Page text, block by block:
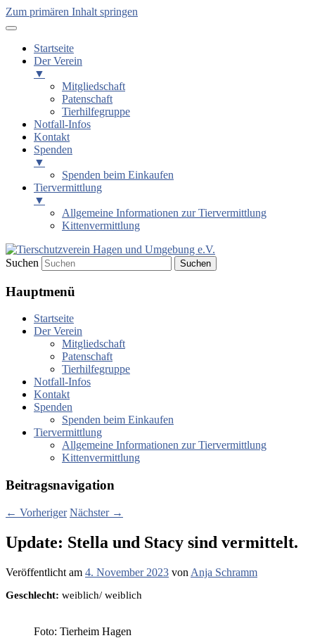
Zum primären Inhalt springen
Startseite
Der Verein
▼
Mitgliedschaft
Patenschaft
Tierhilfegruppe
Notfall-Infos
Kontakt
Spenden
▼
Spenden beim Einkaufen
Tiervermittlung
▼
Allgemeine Informationen zur Tiervermittlung
Kittenvermittlung
Tierschutzverein Hagen und
Umgebung e.V.
Suchen
Hauptmenü
Startseite
Der Verein
Mitgliedschaft
Patenschaft
Tierhilfegruppe
Notfall-Infos
Kontakt
Spenden
Spenden beim Einkaufen
Tiervermittlung
Allgemeine Informationen zur Tiervermittlung
Kittenvermittlung
Beitragsnavigation
← Vorheriger Nächster →
Update: Stella und Stacy sind vermittelt.
Veröffentlicht am 4. November 2023 von Anja Schramm
Geschlecht: weiblich/ weiblich
Foto: Tierheim Hagen